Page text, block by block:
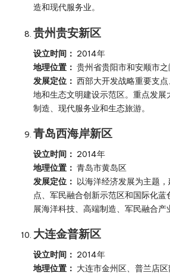
造和现代服务业。
贵州贵安新区
设立时间： 2014年
地理位置： 贵州省贵阳市和安顺市之
发展定位： 西部大开发战略重要支
地和生态文明建设示范区。重点发展
制造、现代服务业和生态旅游。
青岛西海岸新区
设立时间： 2014年
地理位置： 青岛市黄岛区
发展定位： 以海洋经济发展为主题
点、军民融合创新示范区和国际化
展海洋科技、高端制造、军民融合产
大连金普新区
设立时间： 2014年
地理位置： 大连市金州区、普兰店